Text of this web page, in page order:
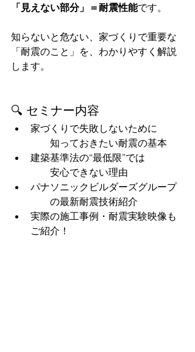
「見えない部分」＝耐震性能です。
知らないと危ない、家づくりで重要な
「耐震のこと」を、わかりやすく解説
します。
🔍 セミナー内容
家づくりで失敗しないために
知っておきたい耐震の基本
建築基準法の“最低限”では
安心できない理由
パナソニックビルダーズグループ
の最新耐震技術紹介
実際の施工事例・耐震実験映像も
ご紹介！